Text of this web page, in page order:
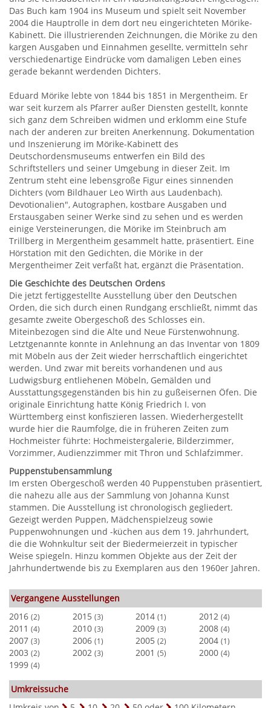
Das Buch kam 1904 ins Museum und spielt seit November
2004 die Hauptrolle in dem dort neu eingerichteten Mörike-
Kabinett. Die illustrierenden Zeichnungen, die Mörike zu den
kargen Ausgaben und Einnahmen gesellte, vermitteln sehr
verschiedenartige Eindrücke vom damaligen Leben eines
gerade bekannt werdenden Dichters.
Eduard Mörike lebte von 1844 bis 1851 in Mergentheim. Er
war seit kurzem als Pfarrer außer Diensten gestellt, konnte
sich ganz dem Schreiben widmen und erklomm eine Stufe
nach der anderen zur breiten Anerkennung. Dokumentation
und Inszenierung im Mörike-Kabinett des
Deutschordensmuseums entwerfen ein Bild des
Schriftstellers und seiner Umgebung in dieser Zeit. Im
Zentrum steht eine lebensgroße Figur eines sinnenden
Dichters (vom Bildhauer Leo Wirth aus Laudenbach).
Devotionalien", Autographen, kostbare Ausgaben und
Erstausgaben seiner Werke sind zu sehen und es werden
einige Versteinerungen, die Mörike im Steinbruch am
Trillberg in Mergentheim gesammelt hatte, präsentiert. Eine
Hörstation mit den Gedichten, die Mörike in der
Mergentheimer Zeit verfaßt hat, ergänzt die Präsentation.
Die Geschichte des Deutschen Ordens
Die jetzt fertiggestellte Ausstellung über den Deutschen
Orden, die sich durch einen Rundgang erschließt, nimmt das
gesamte zweite Obergeschoß des Schlosses ein.
Miteinbezogen sind die Alte und Neue Fürstenwohnung.
Letztgenannte konnte in Anlehnung an das Inventar von 1809
mit Möbeln aus der Zeit wieder herrschaftlich eingerichtet
werden. Und zwar mit bereits vorhandenen und aus
Ludwigsburg entliehenen Möbeln, Gemälden und
Ausstattungsgegenständen bis hin zu gußeisernen Öfen. Die
originale Einrichtung hatte König Friedrich I. von
Württemberg einst konfiszieren lassen. Wiederhergestellt
wurde hier die Raumfolge, die in früheren Zeiten zum
Hochmeister führte: Hochmeistergalerie, Bilderzimmer,
Vorzimmer, Audienzzimmer mit Thron und Schlafzimmer.
Puppenstubensammlung
Im ersten Obergeschoß werden 40 Puppenstuben präsentiert,
die nahezu alle aus der Sammlung von Johanna Kunst
stammen. Die Ausstellung ist chronologisch gegliedert.
Gezeigt werden Puppen, Mädchenspielzeug sowie
Puppenwohnungen und -küchen aus dem 19. Jahrhundert,
die die Wohnkultur seit der Biedermeierzeit in typischer
Weise spiegeln. Hinzu kommen Objekte aus der Zeit der
Jahrhundertwende bis zu Exemplaren aus den 1960er Jahren.
Vergangene Ausstellungen
2016 (2) 2015 (3) 2014 (1) 2012 (4)
2011 (4) 2010 (3) 2009 (3) 2008 (4)
2007 (3) 2006 (1) 2005 (2) 2004 (1)
2003 (2) 2002 (3) 2001 (5) 2000 (4)
1999 (4)
Umkreissuche